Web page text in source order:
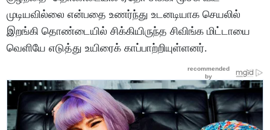
முடியவில்லை என்பதை உணர்ந்து உடனடியாக செயலில்
இறங்கி தொண்டையில் சிக்கியிருந்த சிவிங்க மிட்டாயை
வெளியே எடுத்து உயிரைக் காப்பாற்றியுள்ளனர்.